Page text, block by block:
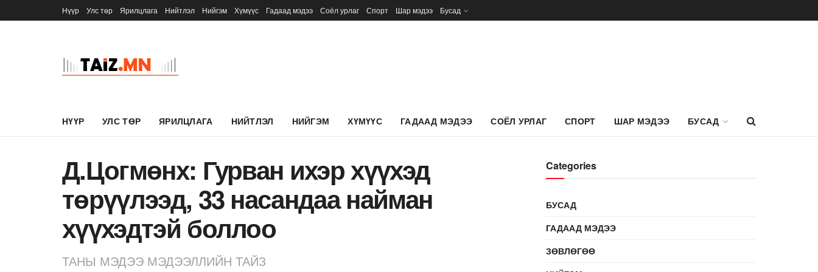
Нүүр Улс төр Ярилцлага Нийтлэл Нийгэм Хүмүүс Гадаад мэдээ Соёл урлаг Спорт Шар мэдээ Бусад
НҮҮР УЛС ТӨР ЯРИЛЦЛАГА НИЙТЛЭЛ НИЙГЭМ ХҮМҮҮС ГАДААД МЭДЭЭ СОЁЛ УРЛАГ СПОРТ ШАР МЭДЭЭ БУСАД
Д.Цогмөнх: Гурван ихэр хүүхэд
төрүүлээд, 33 насандаа найман
хүүхэдтэй боллоо
ТАНЫ МЭДЭЭ МЭДЭЭЛЛИЙН ТАЙЗ
Categories
БУСАД
ГАДААД МЭДЭЭ
ЗӨВЛӨГӨӨ